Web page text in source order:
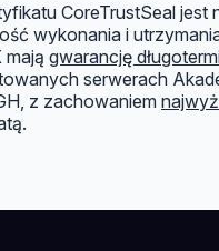
CoreTrustSeal jest
wykonania i
gwarancję
serwerach
z zachowaniem